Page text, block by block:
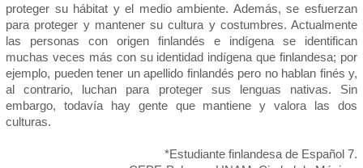
proteger su hábitat y el medio ambiente. Además, se esfuerzan
para proteger y mantener su cultura y costumbres. Actualmente
las personas con origen finlandés e indígena se identifican
muchas veces más con su identidad indígena que finlandesa; por
ejemplo, pueden tener un apellido finlandés pero no hablan finés y,
al contrario, luchan para proteger sus lenguas nativas. Sin
embargo, todavía hay gente que mantiene y valora las dos
culturas.
*Estudiante finlandesa de Español 7.